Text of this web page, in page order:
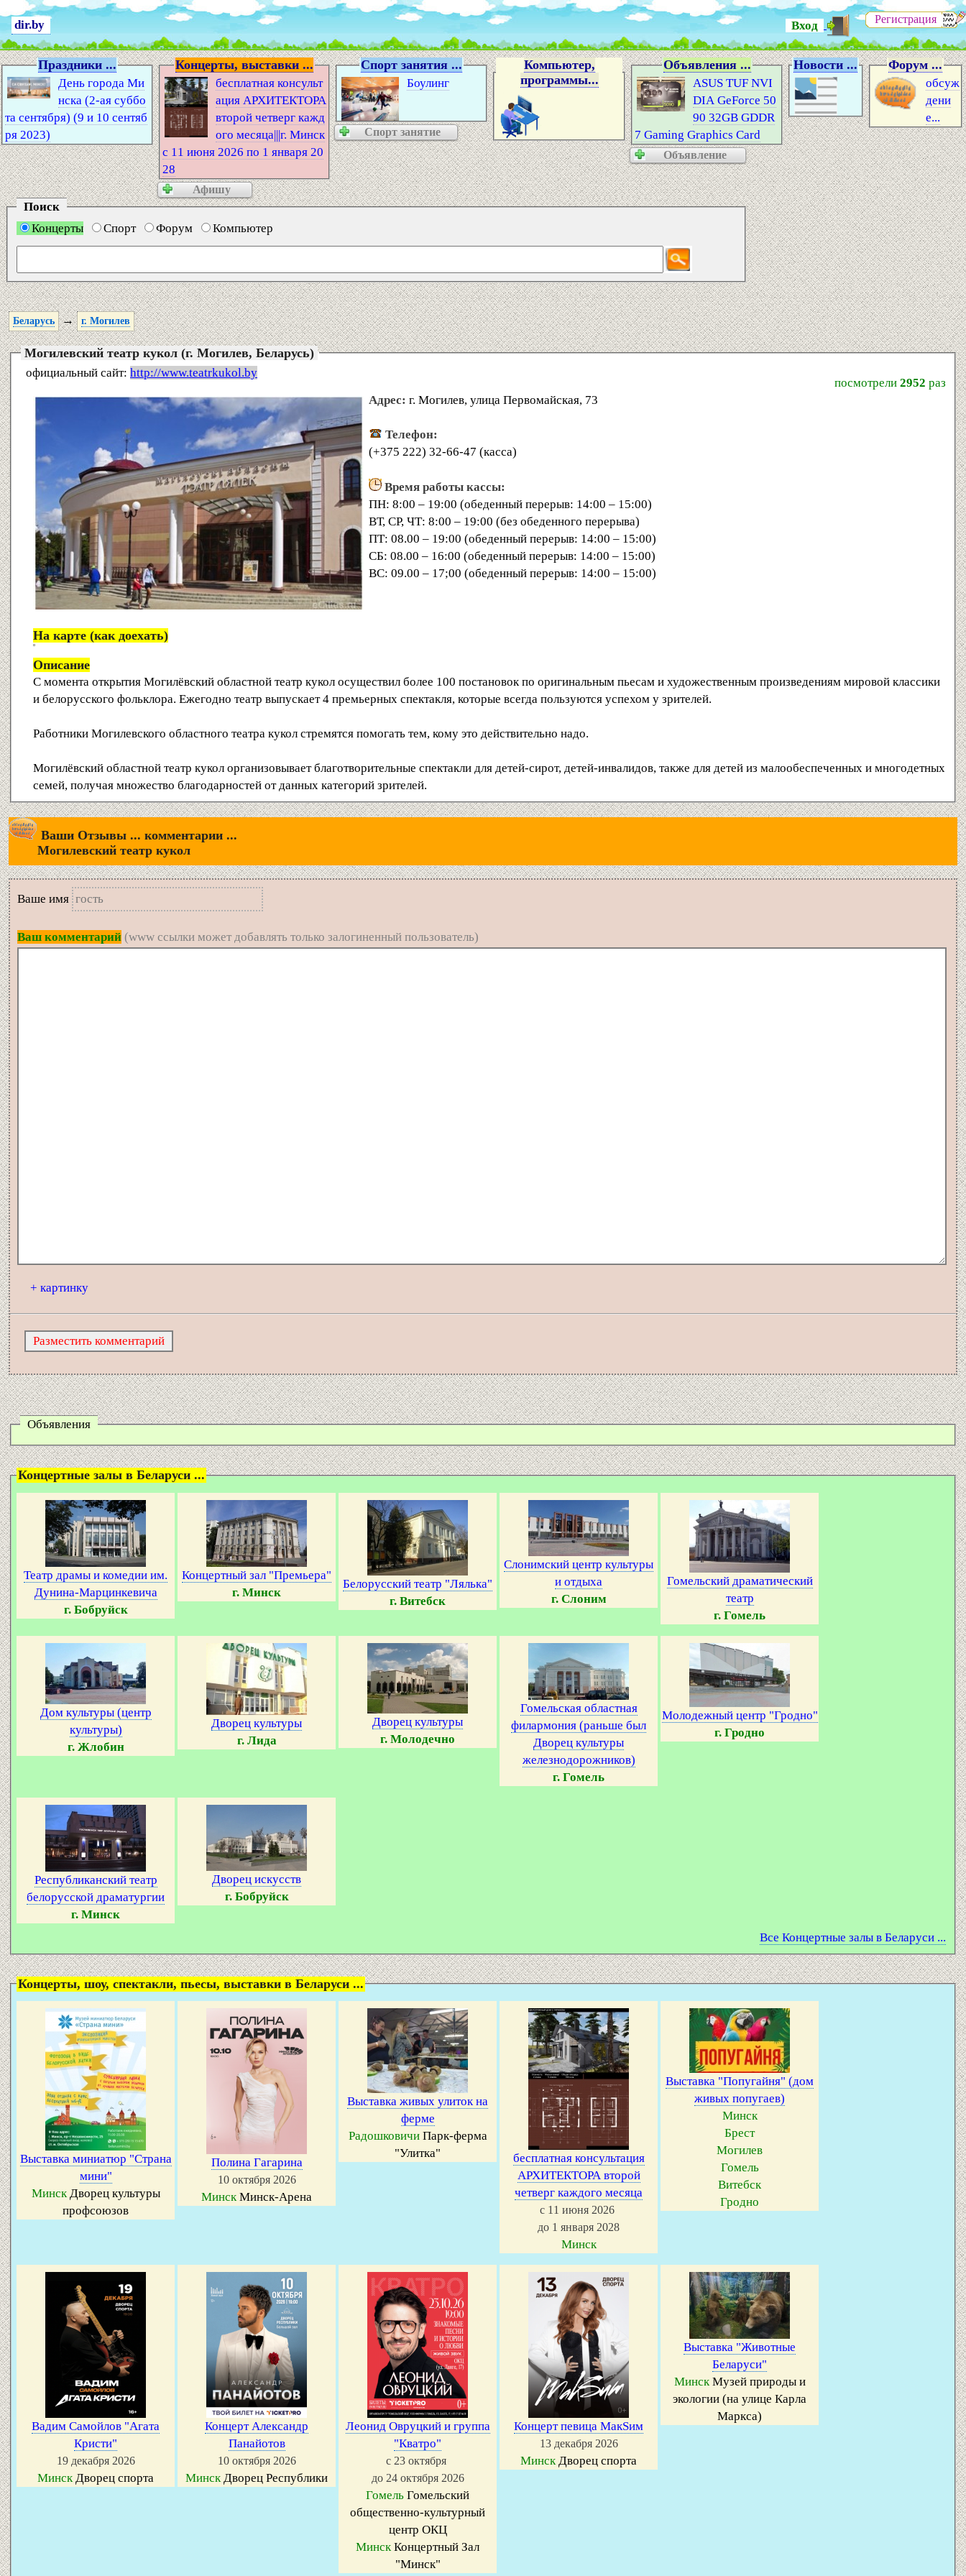
dir.by Вход Регистрация
Праздники ...
День города Ми
нска (2-ая суббо
та сентября) (9 и 10 сентяб
ря 2023)
Концерты, выставки ...
бесплатная консульт
ация АРХИТЕКТОРА
второй четверг кажд
ого месяца|||г. Минск
с 11 июня 2026 по 1 января 20
28
Афишу
Спорт занятия ...
Боулинг
Спорт занятие
Компьютер,
программы...
Объявления ...
ASUS TUF NVI
DIA GeForce 50
90 32GB GDDR
7 Gaming Graphics Card
Объявление
Новости ... Форум ...
обсуж
дени
е...
Поиск
Концерты
Спорт Форум Компьютер
Беларусь → г. Могилев
Могилевский театр кукол (г. Могилев, Беларусь)
официальный сайт: http://www.teatrkukol.by
посмотрели 2952 раз
Адрес: г. Могилев, улица Первомайская, 73
Телефон:
(+375 222) 32-66-47 (касса)
Время работы кассы:
ПН: 8:00 – 19:00 (обеденный перерыв: 14:00 – 15:00)
ВТ, СР, ЧТ: 8:00 – 19:00 (без обеденного перерыва)
ПТ: 08.00 – 19:00 (обеденный перерыв: 14:00 – 15:00)
СБ: 08.00 – 16:00 (обеденный перерыв: 14:00 – 15:00)
ВС: 09.00 – 17;00 (обеденный перерыв: 14:00 – 15:00)
На карте (как доехать)
Описание
С момента открытия Могилёвский областной театр кукол осуществил более 100 постановок по оригинальным пьесам и художественным произведениям мировой классики
и белорусского фольклора. Ежегодно театр выпускает 4 премьерных спектакля, которые всегда пользуются успехом у зрителей.
Работники Могилевского областного театра кукол стремятся помогать тем, кому это действительно надо.
Могилёвский областной театр кукол организовывает благотворительные спектакли для детей-сирот, детей-инвалидов, также для детей из малообеспеченных и многодетных
семей, получая множество благодарностей от данных категорий зрителей.
Ваши Отзывы ... комментарии ...
Могилевский театр кукол
Вашe имя
Ваш комментарий (www ссылки может добавлять только залогиненный пользователь)
+ картинку
Объявления
Концертные залы в Беларуси ...
Театр драмы и комедии им.
Дунина-Марцинкевича
г. Бобруйск
Концертный зал "Премьера"
г. Минск
Белорусский театр "Лялька"
г. Витебск
Слонимский центр культуры
и отдыха
г. Слоним
Гомельский драматический
театр
г. Гомель
Дом культуры (центр
культуры)
г. Жлобин
Дворец культуры
г. Лида
Дворец культуры
г. Молодечно
Гомельская областная
филармония (раньше был
Дворец культуры
железнодорожников)
г. Гомель
Молодежный центр "Гродно"
г. Гродно
Республиканский театр
белорусской драматургии
г. Минск
Дворец искусств
г. Бобруйск
Все Концертные залы в Беларуси ...
Концерты, шоу, спектакли, пьесы, выставки в Беларуси ...
Выставка миниатюр "Страна
мини"
МинскДворец культуры
профсоюзов
Полина Гагарина
10 октября 2026
МинскМинск-Арена
Выставка живых улиток на
ферме
РадошковичиПарк-ферма
"Улитка"
бесплатная консультация
АРХИТЕКТОРА второй
четверг каждого месяца
с 11 июня 2026
до 1 января 2028
Минск
Выставка "Попугайня" (дом
живых попугаев)
Минск
Брест
Могилев
Гомель
Витебск
Гродно
Вадим Самойлов "Агата
Кристи"
19 декабря 2026
МинскДворец спорта
Концерт Александр
Панайотов
10 октября 2026
МинскДворец Республики
Леонид Овруцкий и группа
"Кватро"
с 23 октября
до 24 октября 2026
Гомель Гомельский
общественно-культурный
центр ОКЦ
МинскКонцертный Зал
"Минск"
Концерт певица МакSим
13 декабря 2026
МинскДворец спорта
Выставка "Животные
Беларуси"
МинскМузей природы и
экологии (на улице Карла
Маркса)